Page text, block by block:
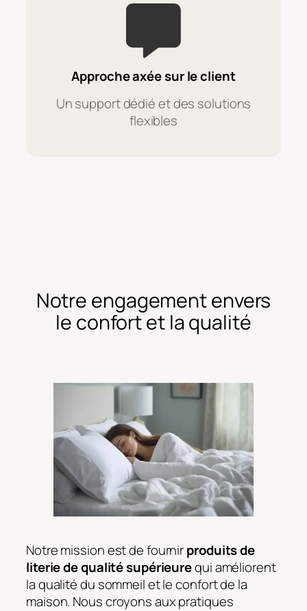
Approche axée sur le client
Un support dédié et des solutions
flexibles
Notre engagement envers
le confort et la qualité
Notre mission est de fournirproduits de
literie de qualité supérieurequi améliorent
la qualité du sommeil et le confort de la
maison. Nous croyons aux pratiques